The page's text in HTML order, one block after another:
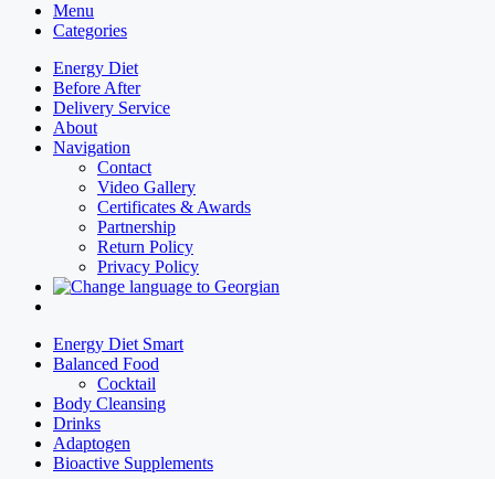
Menu
Categories
Energy Diet
Before After
Delivery Service
About
Navigation
Contact
Video Gallery
Certificates & Awards
Partnership
Return Policy
Privacy Policy
Energy Diet Smart
Balanced Food
Cocktail
Body Cleansing
Drinks
Adaptogen
Bioactive Supplements